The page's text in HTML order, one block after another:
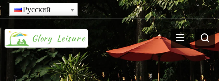
Русский